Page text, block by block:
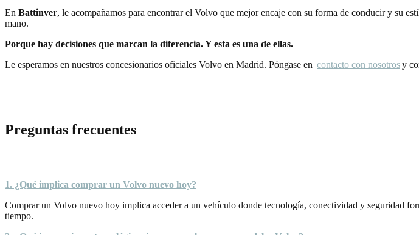
En Battinver, le acompañamos para encontrarel Volvo que mejor encaje con su forma de conducir y su
mano.
Porque hay decisiones que marcan la diferencia. Y esta es una de ellas.
Le esperamos en nuestros concesionarios oficiales Volvo en Madrid. Póngase en contacto con nosotrosy
Preguntas frecuentes
1. ¿Qué implica comprar un Volvo nuevo hoy?
Comprar un Volvo nuevo hoy implica acceder a un vehículo donde tecnología, conectividad y seguridad
tiempo.